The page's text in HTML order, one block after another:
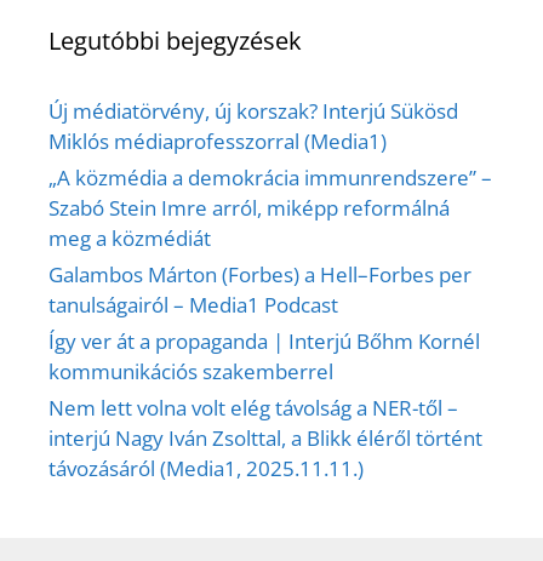
Legutóbbi bejegyzések
Új médiatörvény, új korszak? Interjú Sükösd
Miklós médiaprofesszorral (Media1)
„A közmédia a demokrácia immunrendszere” –
Szabó Stein Imre arról, miképp reformálná
meg a közmédiát
Galambos Márton (Forbes) a Hell–Forbes per
tanulságairól – Media1 Podcast
Így ver át a propaganda | Interjú Bőhm Kornél
kommunikációs szakemberrel
Nem lett volna volt elég távolság a NER-től –
interjú Nagy Iván Zsolttal, a Blikk éléről történt
távozásáról (Media1, 2025.11.11.)